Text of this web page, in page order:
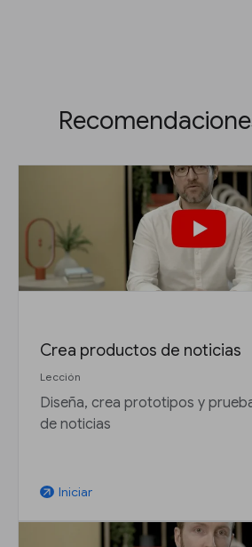
Crea productos de noticias
Lección
Diseña, crea prototipos y
de noticias
arrow_outward Iniciar